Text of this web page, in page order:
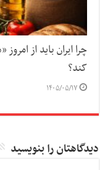
چرا ایران باید از
کند؟
۱۴۰۵/۰۵/۱۷
دیدگاهتان را بنویسید